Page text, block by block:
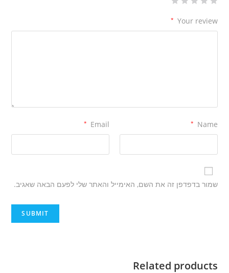
Your review
*
Name
*
Email
*
שמור בדפדפן זה את השם, האימייל והאתר שלי לפעם הבאה שאגיב.
Related products